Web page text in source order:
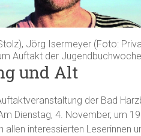
Jörg Isermeyer (Foto:
Auftakt der Jugendbuchwoche
und Alt
der Bad
Dienstag, 4. November, um
allen interessierten Leserinnen